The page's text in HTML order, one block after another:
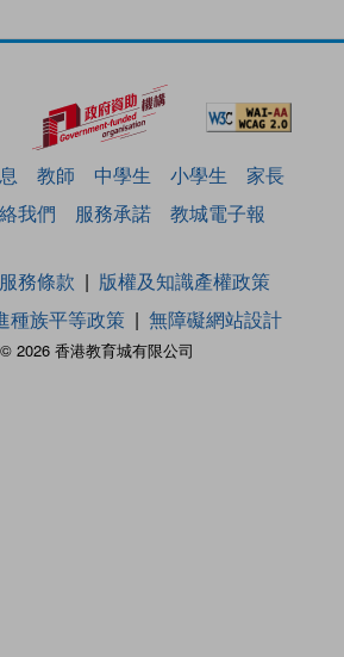
教師 中學生 小學生
家長
我們 服務承諾 教城電子報
2026 香港教育城有限公司
服務條款
版權及知識產權政策
種族平等政策 無障礙網站設計